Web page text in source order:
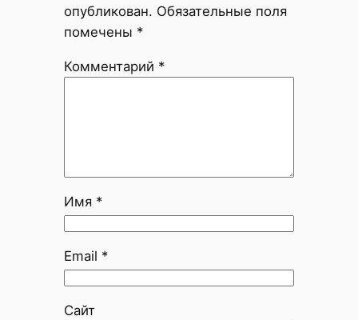
опубликован. Обязательные поля
помечены *
Комментарий *
Имя *
Email *
Сайт